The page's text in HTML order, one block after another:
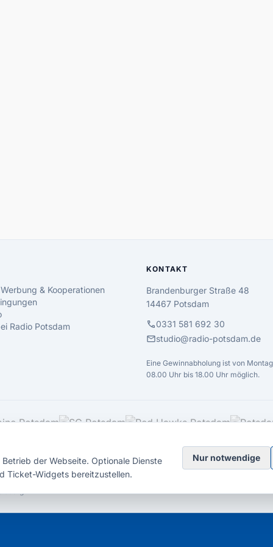
& Kooperationen
Radio Potsdam
KONTAKT
Brandenburger Straße 48
14467 Potsdam
call0331 581 692 30
mailstudio@radio-potsdam.de
Eine Gewinnabholung ist von
08.00 Uhr bis 18.00 Uhr möglich.
der Webseite. Optionale Dienste
Ticket-Widgets bereitzustellen.
Nur notwendige